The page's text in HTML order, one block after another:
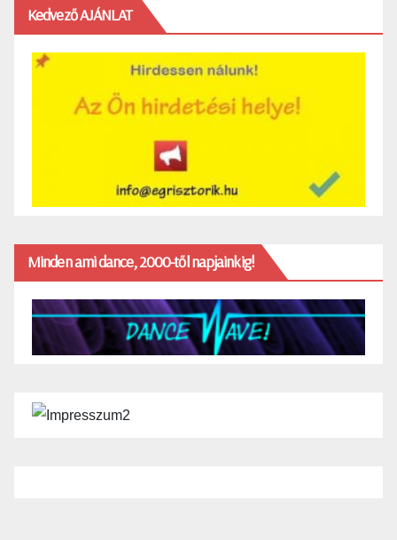
Kedvező AJÁNLAT
Minden ami dance, 2000-től napjainkig!